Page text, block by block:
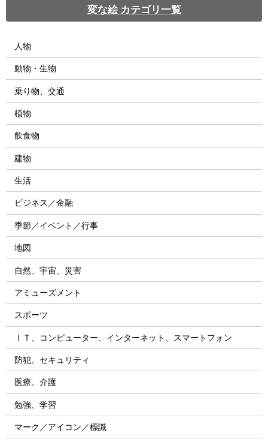
変な絵 カテゴリ一覧
人物
動物・生物
乗り物、交通
植物
飲食物
建物
生活
ビジネス／金融
季節／イベント／行事
地図
自然、宇宙、災害
アミューズメント
スポーツ
ＩＴ、コンピューター、インターネット、スマートフォン
防犯、セキュリティ
医療、介護
勉強、学習
マーク／アイコン／標識